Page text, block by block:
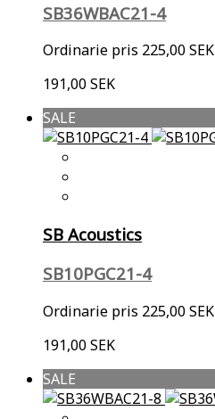
SB36WBAC21-4
Ordinarie pris 225,00 SEK
191,00 SEK
SALE
SB Acoustics
SB10PGC21-4
Ordinarie pris 225,00 SEK
191,00 SEK
SALE